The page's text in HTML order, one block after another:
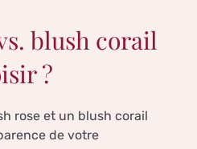
blush corail
?
rose et un blush corail
de votre